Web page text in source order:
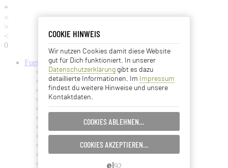
COOKIE HINWEIS
Wir nutzen Cookies damit diese Website
gut für Dich funktioniert. In unserer
Datenschutzerklärung gibt es dazu
detaillierte Informationen. Im Impressum
findest du weitere Hinweise und unsere
Kontaktdaten.
COOKIES ABLEHNEN…
COOKIES AKZEPTIEREN…
Essentielle Cookies
Analyse Cookies
EINSTELLUNGEN SPEICHERN…
ABBRECHEN…
*
<
>
<
0
FuerteventuraInformationen
Fuerteventura (Startseite)
Fuerteventura Wetter + Klima
Ortschaften auf Fuerteventura
Strände auf Fuerteventura
Pflanzen und Tiere auf Fuerte
Fuertes Kunst und Kultur
Verkehrsmittel (Taxi, Bus, Fähre)
Flughafen Fuerteventura
Ämter und Services auf Fuerte
Essen und Trinken auf Fuerte
Ärzte auf Fuerteventura